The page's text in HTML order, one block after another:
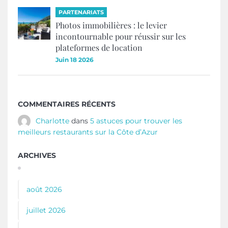
PARTENARIATS
Photos immobilières : le levier
incontournable pour réussir sur les
plateformes de location
Juin 18 2026
COMMENTAIRES RÉCENTS
Charlotte dans 5 astuces pour trouver les
meilleurs restaurants sur la Côte d’Azur
ARCHIVES
août 2026
juillet 2026